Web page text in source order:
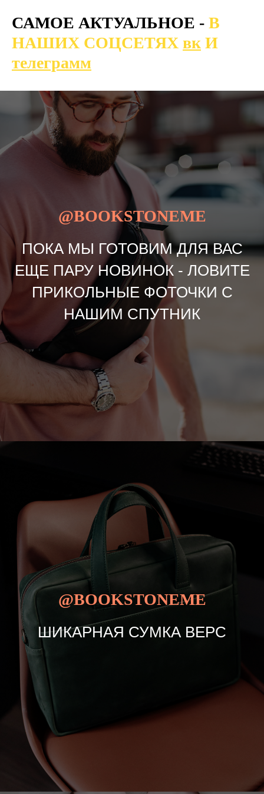
САМОЕ АКТУАЛЬНОЕ - В
НАШИХ СОЦСЕТЯХ вк И
телеграмм
@BOOKSTONEME
ПОКА МЫ ГОТОВИМ ДЛЯ ВАС
ЕЩЕ ПАРУ НОВИНОК - ЛОВИТЕ
ПРИКОЛЬНЫЕ ФОТОЧКИ С
НАШИМ СПУТНИК
@BOOKSTONEME
ШИКАРНАЯ СУМКА ВЕРС